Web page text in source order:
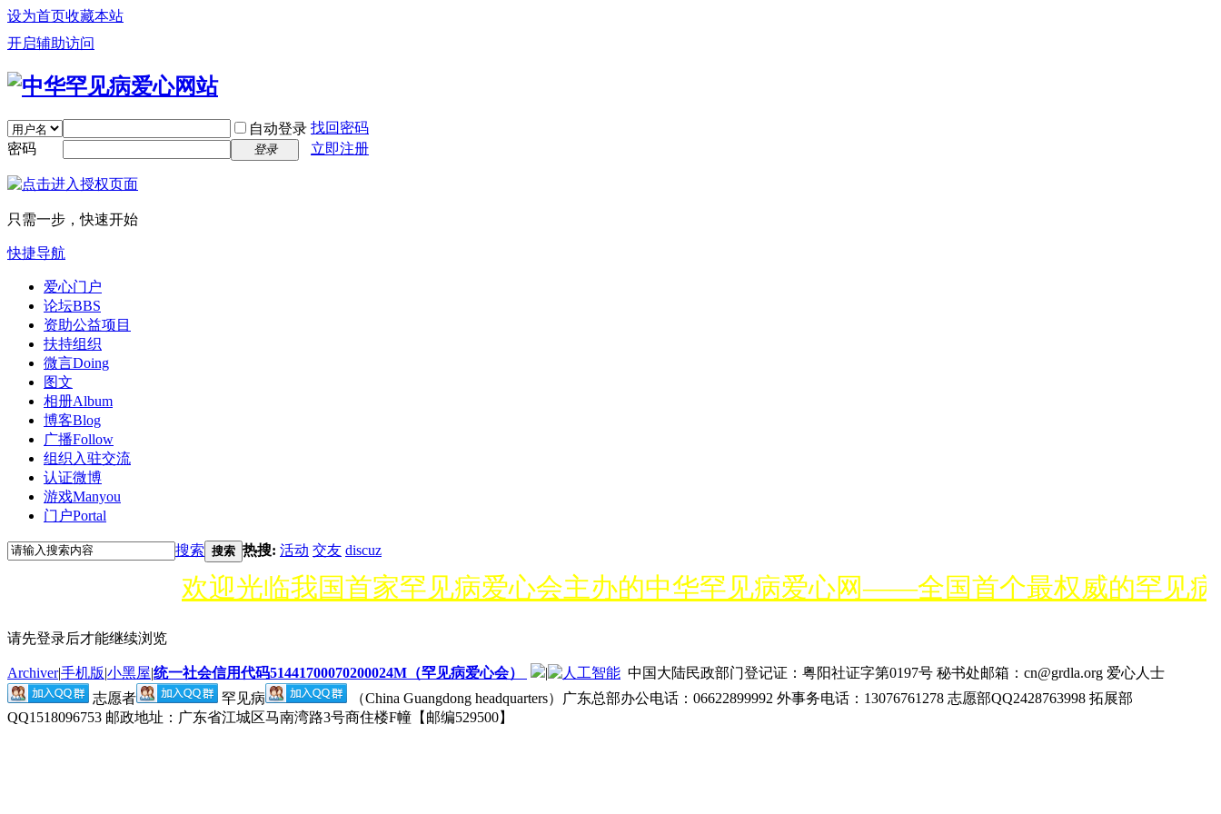
设为首页收藏本站
开启辅助访问
自动登录 找回密码
密码
登录 立即注册
只需一步，快速开始
快捷导航
爱心门户
论坛BBS
资助公益项目
扶持组织
微言Doing
图文
相册Album
博客Blog
广播Follow
组织入驻交流
认证微博
游戏Manyou
门户Portal
搜索 搜索 热搜: 活动 交友 discuz
欢迎光临我国首家罕见病爱心会主办的中华罕见病爱心网——全国首个最权威的罕见
请先登录后才能继续浏览
Archiver|手机版|小黑屋|统一社会信用代码51441700070200024M（罕见病爱心会） |
中国大陆民政部门登记证：粤阳社证字第0197号 秘书处邮箱：cn@grdla.org 爱心人士
志愿者
罕见病
（China Guangdong headquarters）广东总部办公电话：06622899992 外事务电话：13076761278 志愿部QQ2428763998 拓展部
QQ1518096753 邮政地址：广东省江城区马南湾路3号商住楼F幢【邮编529500】